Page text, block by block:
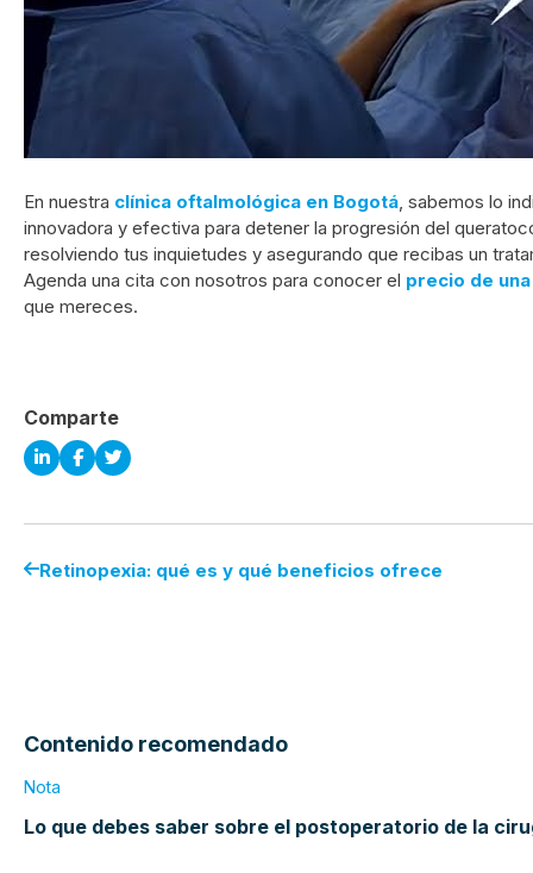
En nuestra clínica oftalmológica en Bogotá , sabemos lo
innovadora y efectiva para detener la progresión del
resolviendo tus inquietudes y asegurando que recibas un
Agenda una cita con nosotros para conocer el precio de
que mereces.
Comparte
Retinopexia: qué es y qué beneficios ofrece
Contenido recomendado
Nota
Lo que debes saber sobre el postoperatorio de la